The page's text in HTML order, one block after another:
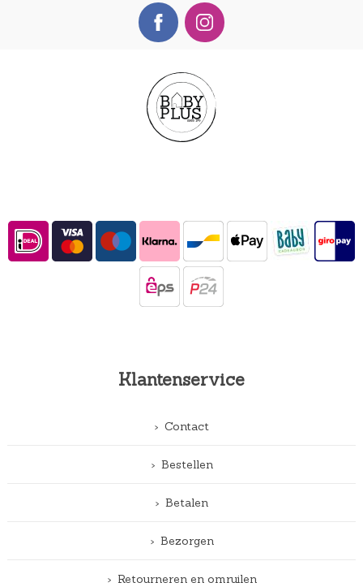
Klantenservice
Contact
Bestellen
Betalen
Bezorgen
Retourneren en omruilen